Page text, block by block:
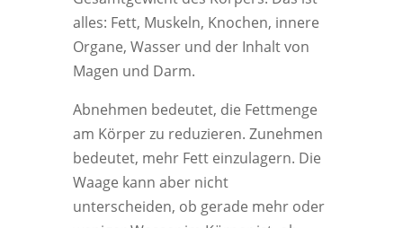
alles: Fett, Muskeln, Knochen, innere
Organe, Wasser und der Inhalt von
Magen und Darm.
Abnehmen bedeutet, die Fettmenge
am Körper zu reduzieren. Zunehmen
bedeutet, mehr Fett einzulagern. Die
Waage kann aber nicht
unterscheiden, ob gerade mehr oder